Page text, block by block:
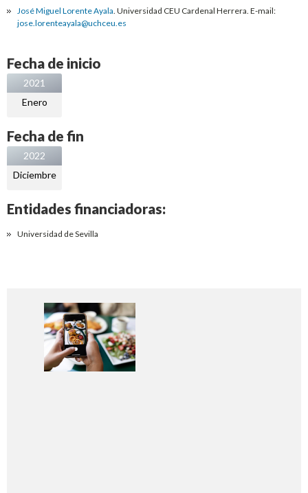
José Miguel Lorente Ayala . Universidad CEU Cardenal Herrera. E-mail:
jose.lorenteayala@uchceu.es
Fecha de inicio
2021
Enero
Fecha de fin
2022
Diciembre
Entidades financiadoras:
Universidad de Sevilla